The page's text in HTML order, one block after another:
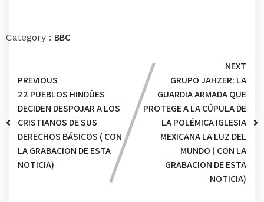
Category : BBC
PREVIOUS
22 PUEBLOS HINDÚES
DECIDEN DESPOJAR A LOS
CRISTIANOS DE SUS
DERECHOS BÁSICOS ( CON
LA GRABACION DE ESTA
NOTICIA)
NEXT
GRUPO JAHZER: LA
GUARDIA ARMADA QUE
PROTEGE A LA CÚPULA DE
LA POLÉMICA IGLESIA
MEXICANA LA LUZ DEL
MUNDO ( CON LA
GRABACION DE ESTA
NOTICIA)